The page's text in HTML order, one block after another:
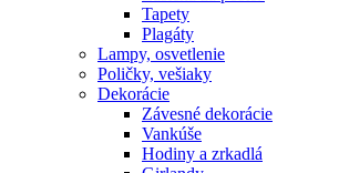
Tapety
Plagáty
Lampy, osvetlenie
Poličky, vešiaky
Dekorácie
Závesné dekorácie
Vankúše
Hodiny a zrkadlá